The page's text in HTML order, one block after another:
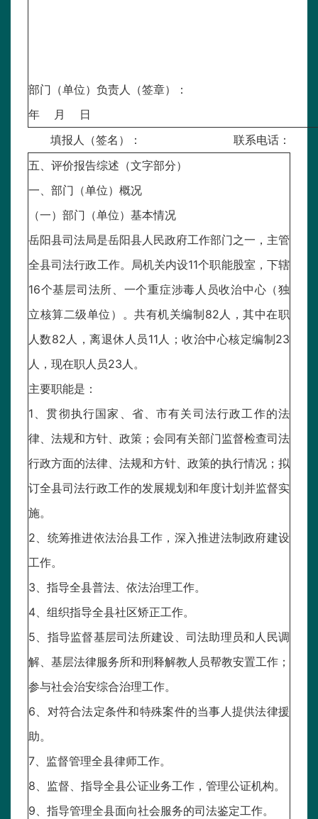
部门（单位）负责人（签章）：
年 月 日
填报人（签名）： 联系电话：
五、评价报告综述（文字部分）
一、部门（单位）概况
（一）部门（单位）基本情况
岳阳县司法局是岳阳县人民政府工作部门之一，主管
全县司法行政工作。局机关内设11个职能股室，下辖
16个基层司法所、一个重症涉毒人员收治中心（独
立核算二级单位）。共有机关编制82人，其中在职
人数82人，离退休人员11人；收治中心核定编制23
人，现在职人员23人。
主要职能是：
1、贯彻执行国家、省、市有关司法行政工作的法
律、法规和方针、政策；会同有关部门监督检查司法
行政方面的法律、法规和方针、政策的执行情况；拟
订全县司法行政工作的发展规划和年度计划并监督实
施。
2、统筹推进依法治县工作，深入推进法制政府建设
工作。
3、指导全县普法、依法治理工作。
4、组织指导全县社区矫正工作。
5、指导监督基层司法所建设、司法助理员和人民调
解、基层法律服务所和刑释解教人员帮教安置工作；
参与社会治安综合治理工作。
6、对符合法定条件和特殊案件的当事人提供法律援
助。
7、监督管理全县律师工作。
8、监督、指导全县公证业务工作，管理公证机构。
9、指导管理全县面向社会服务的司法鉴定工作。